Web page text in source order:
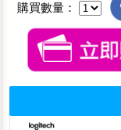
購買數量：